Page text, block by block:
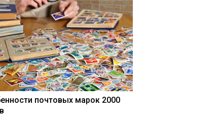
почтовых марок 2000